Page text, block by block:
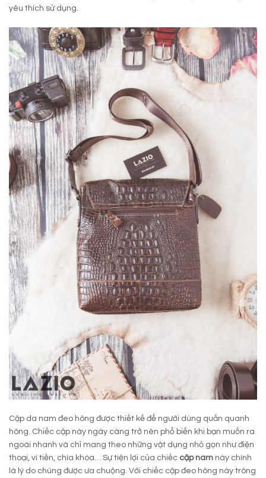
yêu thích sử dụng.
Cặp da nam đeo hông được thiết kế để người dùng quấn quanh
hông. Chiếc cặp này ngày càng trở nên phổ biến khi bạn muốn ra
ngoài nhanh và chỉ mang theo những vật dụng nhỏ gọn như điện
thoại, ví tiền, chìa khóa… Sự tiện lợi của chiếc cặp nam này chính
là lý do chúng được ưa chuộng. Với chiếc cặp đeo hông này trông